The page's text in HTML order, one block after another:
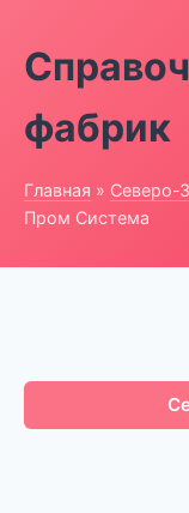
фабрик
Главная » Северо-
Пром Система